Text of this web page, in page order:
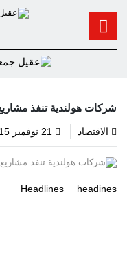
شركات هولندية تنفذ
الاقتصاد
headines
Headlines